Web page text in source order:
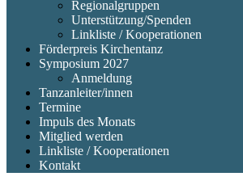
Regionalgruppen
Unterstützung/Spenden
Linkliste / Kooperationen
Förderpreis Kirchentanz
Symposium 2027
Anmeldung
Tanzanleiter/innen
Termine
Impuls des Monats
Mitglied werden
Linkliste / Kooperationen
Kontakt